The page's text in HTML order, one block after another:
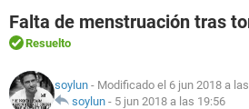
FAMILIA
NUTRICIÓN
Falta de menstruación tras
Resuelto
soylun - Modificado el 6 jun 2018 a
soylun - 5 jun 2018 a las 19:56